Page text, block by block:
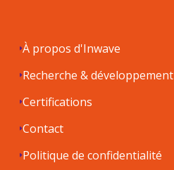
À propos d'Inwave
Recherche & développement
Certifications
Contact
Politique de confidentialité